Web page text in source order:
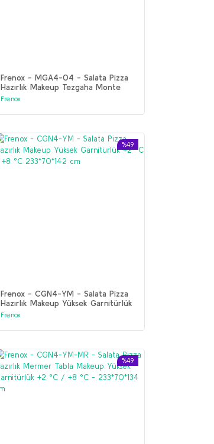
Frenox - MGA4-04 - Salata Pizza
Hazırlık Makeup Tezgaha Monte
+2°C / +8 °C 233*70*97 cm
Frenox
%49
Frenox - CGN4-YM - Salata Pizza
Hazırlık Makeup Yüksek Garnitürlük
+2 °C / +8 °C 233*70*142 cm
Frenox
%49